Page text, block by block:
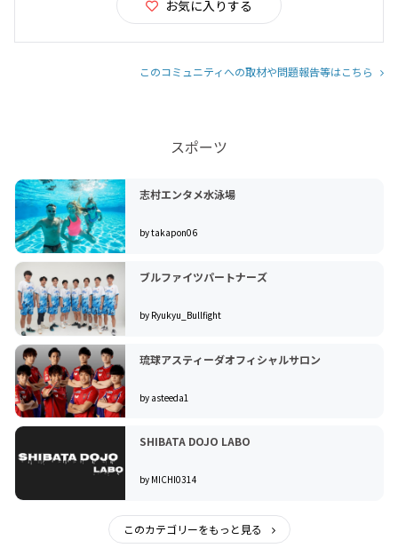
お気に入りする
このコミュニティへの取材や問題報告等はこちら
スポーツ
志村エンタメ水泳場
by takapon06
ブルファイツパートナーズ
by Ryukyu_Bullfight
琉球アスティーダオフィシャルサロン
by asteeda1
SHIBATA DOJO LABO
by MICHI0314
このカテゴリーをもっと見る